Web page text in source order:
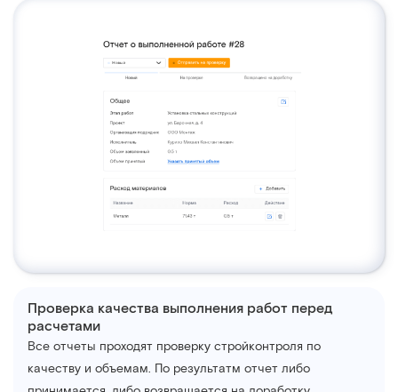
Проверка качества выполнения работ перед
расчетами
Все отчеты проходят проверку стройконтроля по
качеству и объемам. По результатм отчет либо